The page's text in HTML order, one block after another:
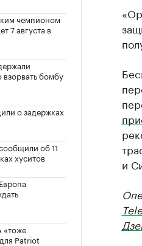
чемпионом
7 августа в
бомбу
о задержках
об 11
хуситов
«тоже
Patriot
и